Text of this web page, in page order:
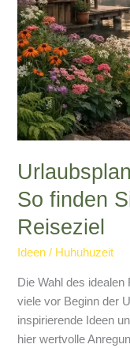
So finden
Reiseziel
Ideen / Huhuhuzeit
Die Wahl des
viele vor Beginn der
inspirierende Ideen
hier wertvolle